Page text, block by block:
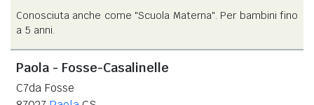
Conosciuta anche come "Scuola Materna". Per bambini fino
a 5 anni.
Paola - Fosse-Casalinelle
C7da Fosse